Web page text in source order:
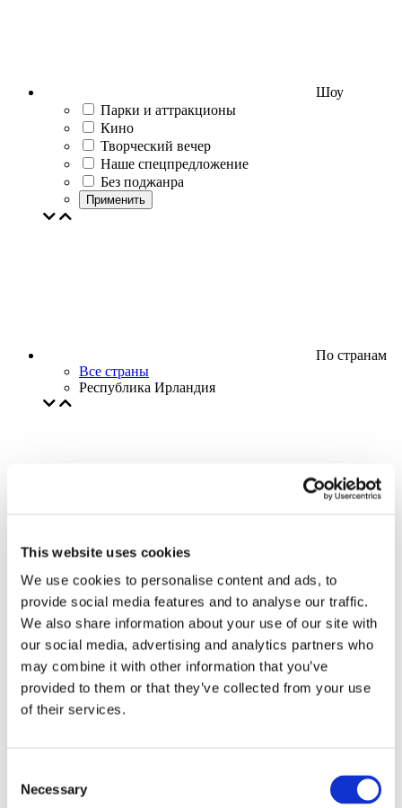
This website uses cookies
We use cookies to personalise content and ads, to
provide social media features and to analyse our traffic.
We also share information about your use of our site with
our social media, advertising and analytics partners who
may combine it with other information that you’ve
provided to them or that they’ve collected from your use
of their services.
Selection
Necessary
Шоу
Парки и аттракционы
Кино
Творческий вечер
Наше спецпредложение
Без поджанра
Применить
По странам
Все страны
Республика Ирландия